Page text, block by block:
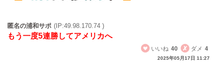
匿名の浦和サポ (IP:49.98.170.74 )
もう一度5連勝してアメリカへ
いいね 40 ダメ 4
2025年05月17日 11:27